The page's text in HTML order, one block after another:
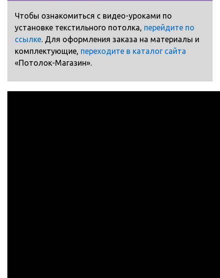
Чтобы ознакомиться с видео-уроками по
установке текстильного потолка, перейдите по
ссылке. Для оформления заказа на материалы и
комплектующие, переходите в каталог сайта
«Потолок-Магазин».